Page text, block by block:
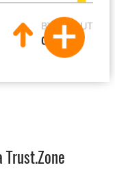
Trust.Zone